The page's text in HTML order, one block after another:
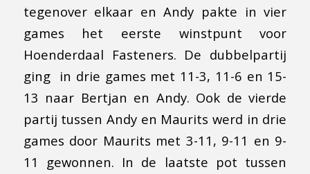
tegenover elkaar en Andy pakte in vier
games het eerste winstpunt voor
Hoenderdaal Fasteners. De dubbelpartij
ging in drie games met 11-3, 11-6 en 15-
13 naar Bertjan en Andy. Ook de vierde
partij tussen Andy en Maurits werd in drie
games door Maurits met 3-11, 9-11 en 9-
11 gewonnen. In de laatste pot tussen